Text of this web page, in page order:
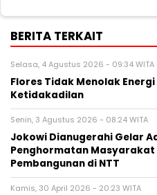
BERITA TERKAIT
Selasa, 4 Agustus 2026 - 09:34 WITA
Flores Tidak Menolak
Ketidakadilan
Senin, 3 Agustus 2026 - 08:24 WITA
Jokowi Dianugerahi Gelar
Penghormatan
Pembangunan di NTT
Kamis, 30 April 2026 - 20:23 WITA